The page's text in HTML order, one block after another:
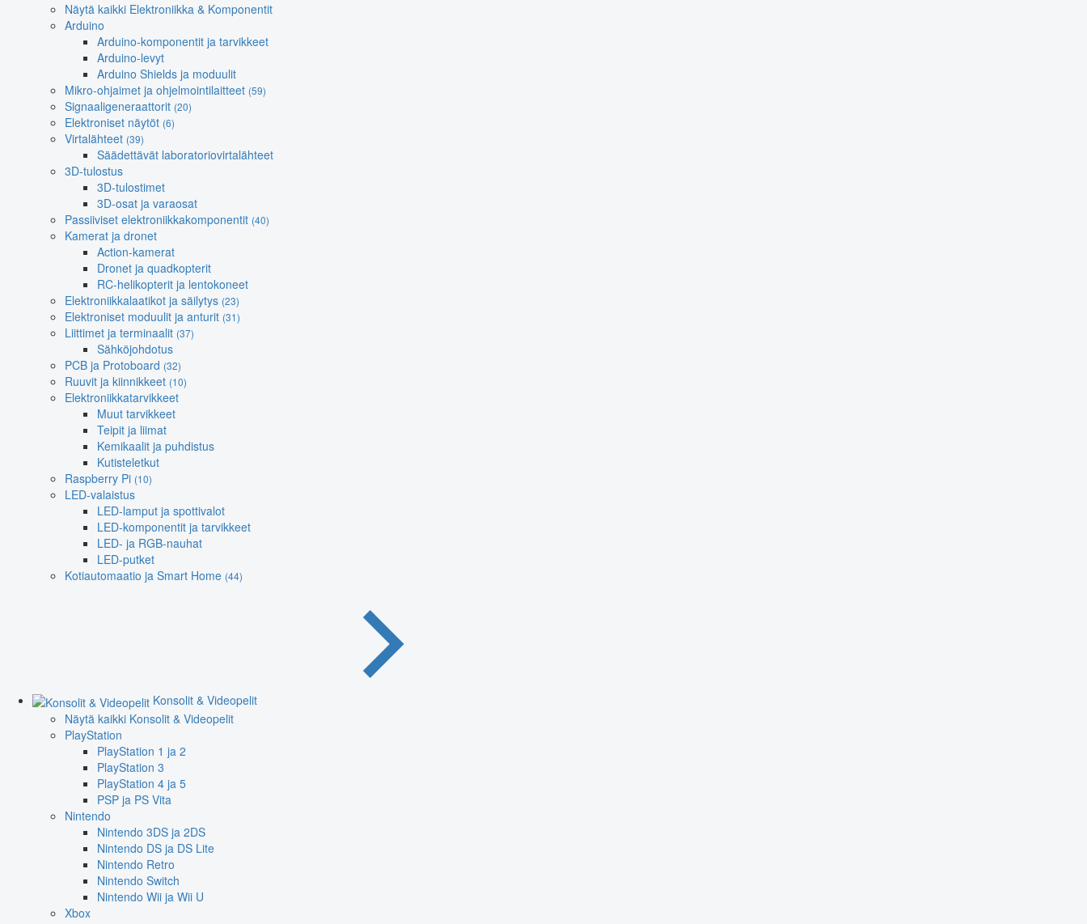
Näytä kaikki Elektroniikka & Komponentit
Arduino
Arduino-komponentit ja tarvikkeet
Arduino-levyt
Arduino Shields ja moduulit
Mikro-ohjaimet ja ohjelmointilaitteet (59)
Signaaligeneraattorit (20)
Elektroniset näytöt (6)
Virtalähteet (39)
Säädettävät laboratoriovirtalähteet
3D-tulostus
3D-tulostimet
3D-osat ja varaosat
Passiiviset elektroniikkakomponentit (40)
Kamerat ja dronet
Action-kamerat
Dronet ja quadkopterit
RC-helikopterit ja lentokoneet
Elektroniikkalaatikot ja säilytys (23)
Elektroniset moduulit ja anturit (31)
Liittimet ja terminaalit (37)
Sähköjohdotus
PCB ja Protoboard (32)
Ruuvit ja kiinnikkeet (10)
Elektroniikkatarvikkeet
Muut tarvikkeet
Teipit ja liimat
Kemikaalit ja puhdistus
Kutisteletkut
Raspberry Pi (10)
LED-valaistus
LED-lamput ja spottivalot
LED-komponentit ja tarvikkeet
LED- ja RGB-nauhat
LED-putket
Kotiautomaatio ja Smart Home (44)
Konsolit & Videopelit
Näytä kaikki Konsolit & Videopelit
PlayStation
PlayStation 1 ja 2
PlayStation 3
PlayStation 4 ja 5
PSP ja PS Vita
Nintendo
Nintendo 3DS ja 2DS
Nintendo DS ja DS Lite
Nintendo Retro
Nintendo Switch
Nintendo Wii ja Wii U
Xbox